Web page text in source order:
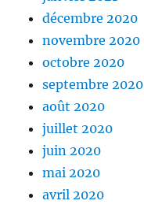
décembre 2020
novembre 2020
octobre 2020
septembre 2020
août 2020
juillet 2020
juin 2020
mai 2020
avril 2020